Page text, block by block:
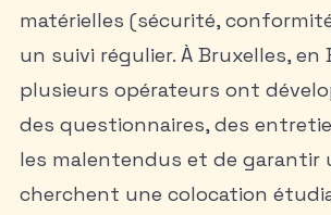
matérielles (sécurité,
un suivi régulier. À Bruxelles,
plusieurs opérateurs ont
des questionnaires, des
les malentendus et de garantir
cherchent une colocation